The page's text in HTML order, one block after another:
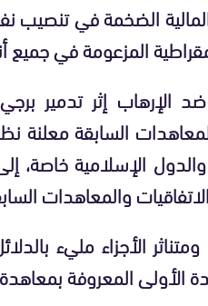
الضخمة في تنصيب
المزعومة في جميع
من كل المعاهدات السابقة
الإسلامية خاصة،
والمعاهدات
الأجزاء مليء
الأولى المعروفة